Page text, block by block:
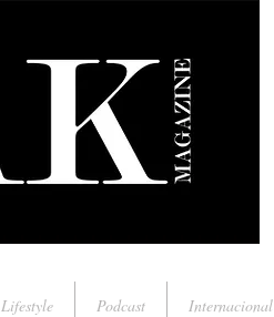
Lifestyle Podcast Internacional